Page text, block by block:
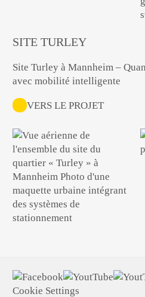
SITE TURLEY
Site Turley à Mannheim –
avec mobilité intelligente
VERS LE PROJET
Cookie Settings